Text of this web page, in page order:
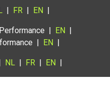
| FR | EN|
| EN |
| EN|
NL | FR | EN|